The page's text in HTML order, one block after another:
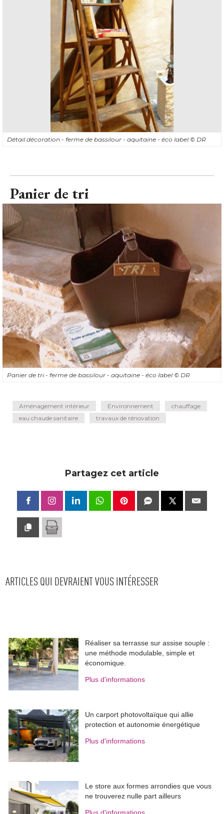
Détail décoration - ferme de bassilour - aquitaine - éco label © DR
Panier de tri
Panier de tri - ferme de bassilour - aquitaine - éco label © DR
Aménagement intérieur Environnement
chauffage
eau chaude sanitaire
travaux de rénovation
Partagez cet article
ARTICLES QUI DEVRAIENT VOUS INTÉRESSER
Réaliser sa terrasse sur assise souple :
une méthode modulable, simple et
économique.
Plus d'informations
Un carport photovoltaïque qui allie
protection et autonomie énergétique
Plus d'informations
Le store aux formes arrondies que vous
ne trouverez nulle part ailleurs